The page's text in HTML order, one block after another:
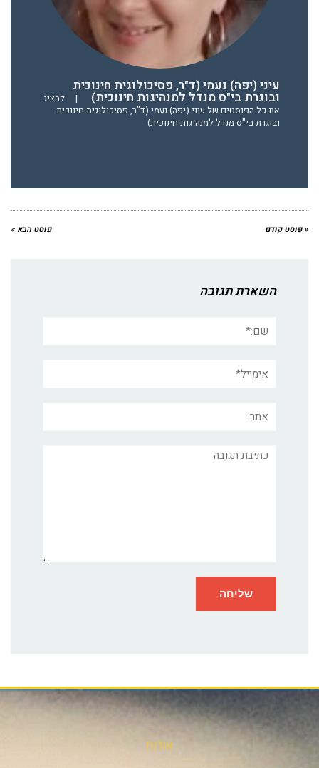
עיני (יפה) נעמי (ד"ר, פסיכולוגית חינוכית
ובוגרת בי"ס מנדל למנהיגות חינוכית) |
להציג
את כל הפוסטים של עיני (יפה) נעמי (ד"ר, פסיכולוגית חינוכית
ובוגרת בי"ס מנדל למנהיגות חינוכית)
« פוסט קודם פוסט הבא »
השארת תגובה
תגובה
אודות